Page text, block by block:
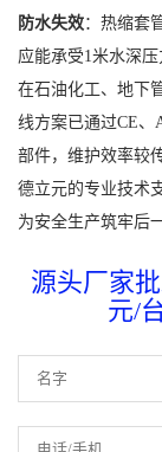
防水失效：热缩套
应能承受1米水深压
在石油化工、地下
线方案已通过CE、
部件，维护效率较
德立元的专业技术
为安全生产筑牢后
源头厂家
元/